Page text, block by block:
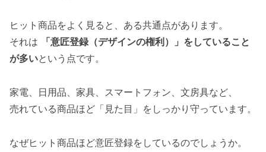
ヒット商品をよく見ると、ある共通点があります。
それは
「意匠登録（デザインの権利）」をしていること
が多いという点です。
家電、日用品、家具、スマートフォン、文房具など、
売れている商品ほど「見た目」をしっかり守っています。
なぜヒット商品ほど意匠登録をしているのでしょうか。